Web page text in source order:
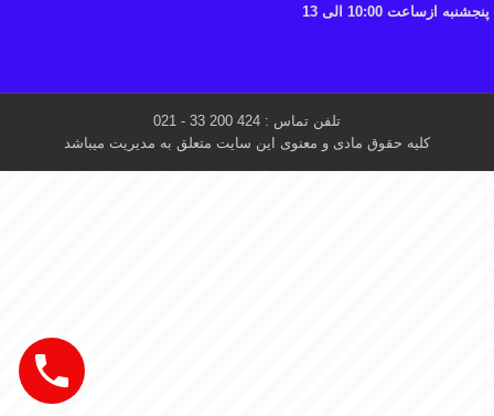
پنجشنبه ازساعت 10:00 الی 13
تلفن تماس : 424 200 33 - 021
کلیه حقوق مادی و معنوی این سایت متعلق به مدیریت میباشد